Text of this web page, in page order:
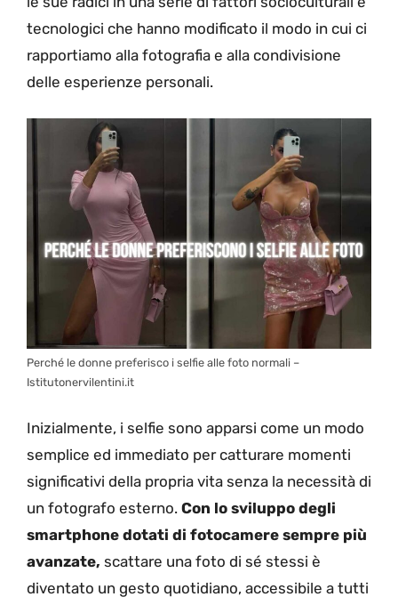
tecnologici che hanno modificato il modo in cui ci
rapportiamo alla fotografia e alla condivisione
delle esperienze personali.
Perché le donne preferisco i selfie alle foto normali –
Istitutonervilentini.it
Inizialmente, i selfie sono apparsi come un modo
semplice ed immediato per catturare momenti
significativi della propria vita senza la necessità di
un fotografo esterno. Con lo sviluppo degli
smartphone dotati di fotocamere sempre più
avanzate, scattare una foto di sé stessi è
diventato un gesto quotidiano, accessibile a tutti